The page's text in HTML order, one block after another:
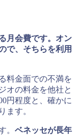
月会費です。オン
で、そちらを利用
料金面での不満を
オの料金を他社と
円程度と、確かに
ます。
。 ベネッセが長年